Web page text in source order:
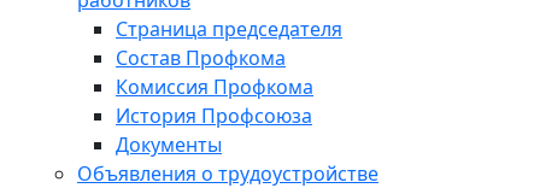
Страница председателя
Состав Профкома
Комиссия Профкома
История Профсоюза
Документы
Объявления о трудоустройстве